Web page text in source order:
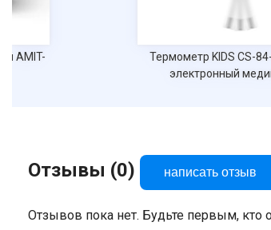
AMIT-
Термометр KIDS CS-
электронный
Отзывы (0) написать отзыв
Отзывов пока нет. Будьте первым, кто